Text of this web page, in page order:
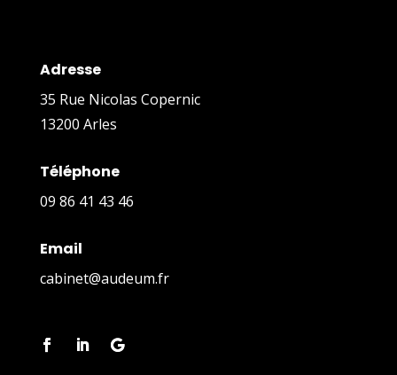
Adresse
35 Rue Nicolas Copernic
13200 Arles
Téléphone
09 86 41 43 46
Email
cabinet@audeum.fr